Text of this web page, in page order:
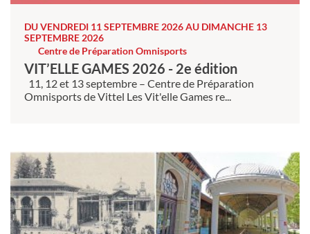
DU VENDREDI 11 SEPTEMBRE 2026 AU DIMANCHE 13
SEPTEMBRE 2026
Centre de Préparation Omnisports
VIT’ELLE GAMES 2026 - 2e édition
11, 12 et 13 septembre – Centre de Préparation
Omnisports de Vittel Les Vit'elle Games re...